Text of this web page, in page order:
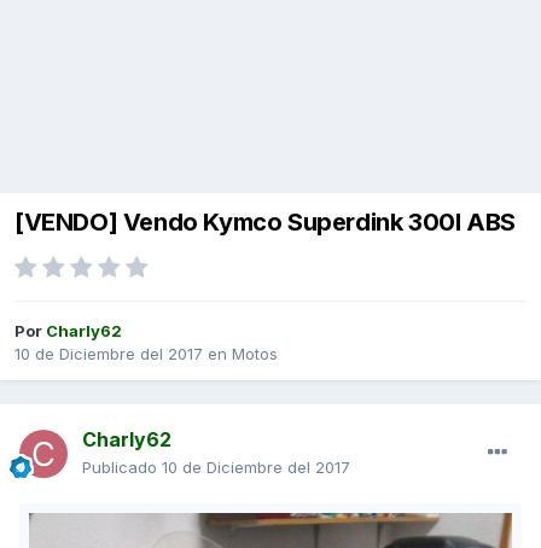
[VENDO] Vendo Kymco Superdink 300I ABS
Por Charly62
10 de Diciembre del 2017 en Motos
Charly62
Publicado 10 de Diciembre del 2017